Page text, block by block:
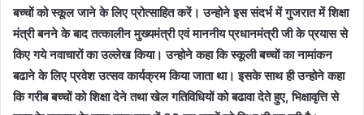
बच्चों को स्कूल जाने के लिए प्रोत्साहित करें। उन्होने इस संदर्भ में गुजरात में शिक्षा
मंत्री बनने के बाद तत्कालीन मुख्यमंत्री एवं माननीय प्रधानमंत्री जी के प्रयास से
किए गये नवाचारों का उल्लेख किया। उन्होने कहा कि स्कूली बच्चों का नामांकन
बढाने के लिए प्रवेश उत्सव कार्यक्रम किया जाता था। इसके साथ ही उन्होने कहा
कि गरीब बच्चों को शिक्षा देने तथा खेल गतिविधियों को बढावा देते हुए, भिक्षावृत्ति से